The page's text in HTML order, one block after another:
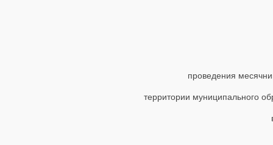
проведения
территории муниципального